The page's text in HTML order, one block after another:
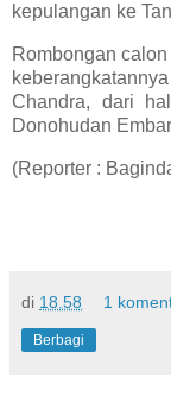
kepulangan ke
Rombongan
Chandra, dari
Donohudan
(Reporter :
di 18.58 1
Berbagi